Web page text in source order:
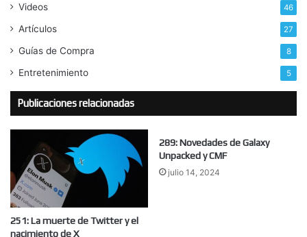
Videos 46
Artículos 27
Guías de Compra 8
Entretenimiento 5
Publicaciones relacionadas
251: La muerte de Twitter y el
nacimiento de X
289: Novedades de Galaxy
Unpacked y CMF
julio 14, 2024